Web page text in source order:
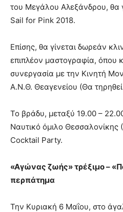
του Μεγάλου Αλεξάνδρου, θα
Sail for Pink 2018.
Επίσης, θα γίνεται δωρεάν
επιπλέον μαστογραφία, όπου
συνεργασία με την Κινητή
Α.Ν.Θ. Θεαγενείου (Θα
Το βράδυ, μεταξύ 19.00 –
Ναυτικό όμιλο
Cocktail Party.
«Αγώνας ζωής» τρέξιμο –
περπάτημα
Την Κυριακή 6 Μαΐου, στο